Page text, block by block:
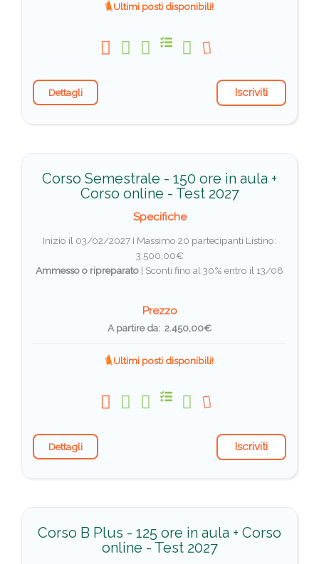
Ultimi posti disponibili!
Dettagli Iscriviti
Corso Semestrale - 150 ore in aula +
Corso online - Test 2027
Specifiche
Inizio il 03/02/2027 I Massimo 20 partecipanti Listino:
3.500,00€
Ammesso o ripreparato | Sconti fino al 30% entro il 13/08
Prezzo
A partire da: 2.450,00€
Ultimi posti disponibili!
Dettagli Iscriviti
Corso B Plus - 125 ore in aula + Corso
online - Test 2027